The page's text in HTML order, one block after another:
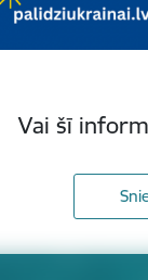
Vai šī